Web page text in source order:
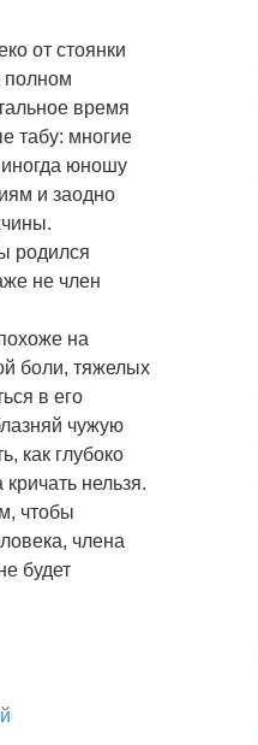
от стоянки
полном
время
табу: многие
юношу
и заодно
родился
не член
на
боли, тяжелых
в его
чужую
как глубоко
нельзя.
чтобы
члена
будет